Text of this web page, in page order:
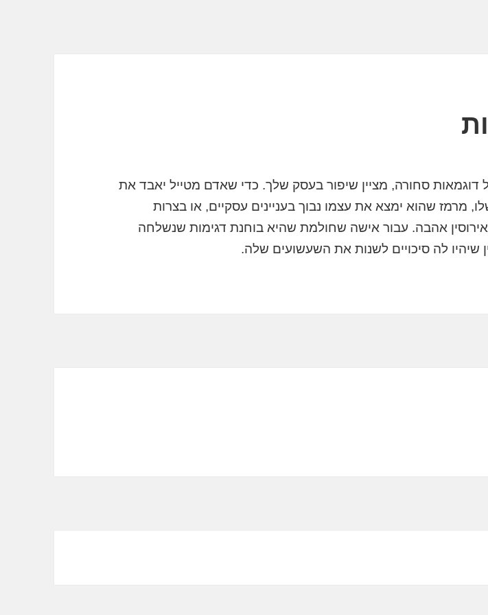
דוגמאות סחורה, מציין שיפור בעסק שלך. כדי שאדם מטייל יאבד את
מרמז שהוא ימצא את עצמו נבוך בעניינים עסקיים, או בצרות
אהבה. עבור אישה שחולמת שהיא בוחנת דגימות שנשלחה
שיהיו לה סיכויים לשנות את השעשועים שלה.